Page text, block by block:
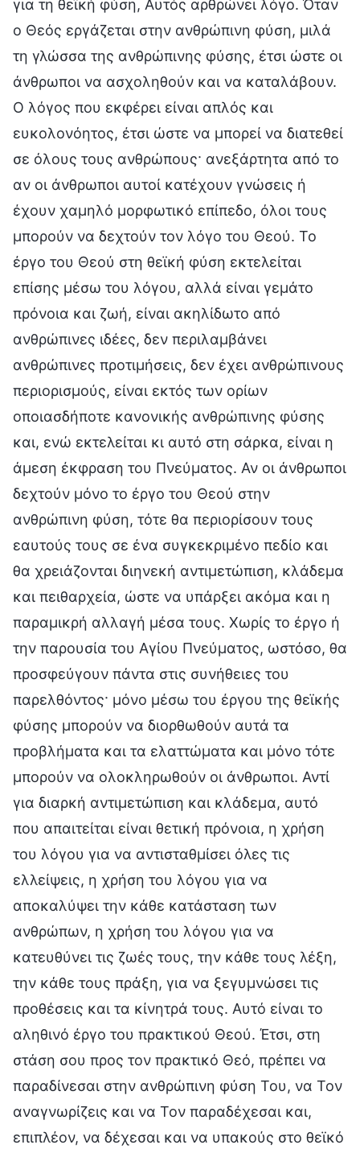
για τη θεϊκή φύση, Αυτός αρθρώνει λόγο. Όταν
ο Θεός εργάζεται στην ανθρώπινη φύση, μιλά
τη γλώσσα της ανθρώπινης φύσης, έτσι ώστε οι
άνθρωποι να ασχοληθούν και να καταλάβουν.
Ο λόγος που εκφέρει είναι απλός και
ευκολονόητος, έτσι ώστε να μπορεί να διατεθεί
σε όλους τους ανθρώπους· ανεξάρτητα από το
αν οι άνθρωποι αυτοί κατέχουν γνώσεις ή
έχουν χαμηλό μορφωτικό επίπεδο, όλοι τους
μπορούν να δεχτούν τον λόγο του Θεού. Το
έργο του Θεού στη θεϊκή φύση εκτελείται
επίσης μέσω του λόγου, αλλά είναι γεμάτο
πρόνοια και ζωή, είναι ακηλίδωτο από
ανθρώπινες ιδέες, δεν περιλαμβάνει
ανθρώπινες προτιμήσεις, δεν έχει ανθρώπινους
περιορισμούς, είναι εκτός των ορίων
οποιασδήποτε κανονικής ανθρώπινης φύσης
και, ενώ εκτελείται κι αυτό στη σάρκα, είναι η
άμεση έκφραση του Πνεύματος. Αν οι άνθρωποι
δεχτούν μόνο το έργο του Θεού στην
ανθρώπινη φύση, τότε θα περιορίσουν τους
εαυτούς τους σε ένα συγκεκριμένο πεδίο και
θα χρειάζονται διηνεκή αντιμετώπιση, κλάδεμα
και πειθαρχεία, ώστε να υπάρξει ακόμα και η
παραμικρή αλλαγή μέσα τους. Χωρίς το έργο ή
την παρουσία του Αγίου Πνεύματος, ωστόσο, θα
προσφεύγουν πάντα στις συνήθειες του
παρελθόντος· μόνο μέσω του έργου της θεϊκής
φύσης μπορούν να διορθωθούν αυτά τα
προβλήματα και τα ελαττώματα και μόνο τότε
μπορούν να ολοκληρωθούν οι άνθρωποι. Αντί
για διαρκή αντιμετώπιση και κλάδεμα, αυτό
που απαιτείται είναι θετική πρόνοια, η χρήση
του λόγου για να αντισταθμίσει όλες τις
ελλείψεις, η χρήση του λόγου για να
αποκαλύψει την κάθε κατάσταση των
ανθρώπων, η χρήση του λόγου για να
κατευθύνει τις ζωές τους, την κάθε τους λέξη,
την κάθε τους πράξη, για να ξεγυμνώσει τις
προθέσεις και τα κίνητρά τους. Αυτό είναι το
αληθινό έργο του πρακτικού Θεού. Έτσι, στη
στάση σου προς τον πρακτικό Θεό, πρέπει να
παραδίνεσαι στην ανθρώπινη φύση Του, να Τον
αναγνωρίζεις και να Τον παραδέχεσαι και,
επιπλέον, να δέχεσαι και να υπακούς στο θεϊκό